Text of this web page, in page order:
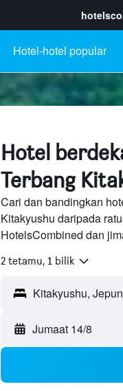
Hotel-hotel popular
Hotel
Terbang
Cari dan bandingkan
Kitakyushu daripada
HotelsCombined dan
2 tetamu, 1 bilik
Jumaat 14/8